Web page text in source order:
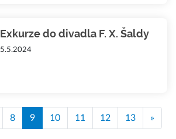
Exkurze do divadla F. X. Šaldy
5.5.2024
8 9 10 11 12 13 »